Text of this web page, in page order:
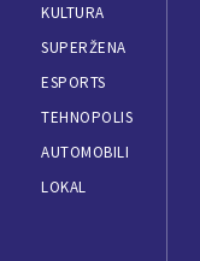
KULTURA
SUPERŽENA
ESPORTS
TEHNOPOLIS
AUTOMOBILI
LOKAL